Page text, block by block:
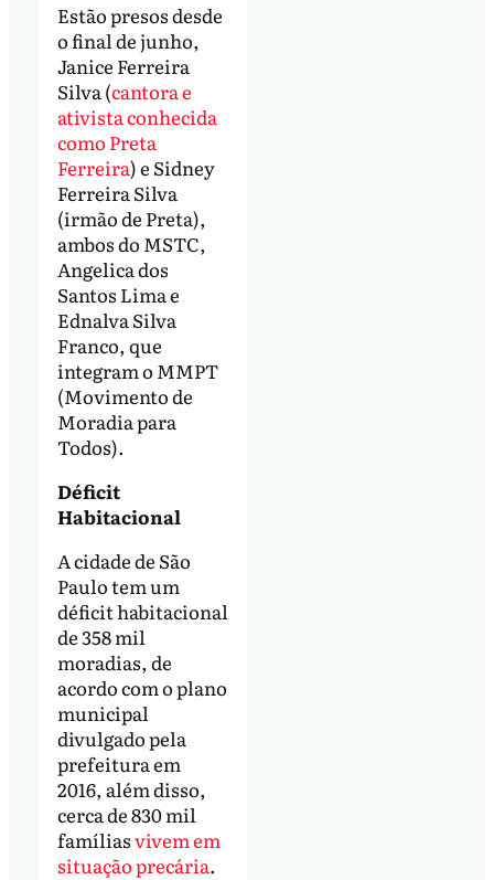
Estão presos desde
o final de junho,
Janice Ferreira
Silva (cantora e
ativista conhecida
como Preta
Ferreira) e Sidney
Ferreira Silva
(irmão de Preta),
ambos do MSTC,
Angelica dos
Santos Lima e
Ednalva Silva
Franco, que
integram o MMPT
(Movimento de
Moradia para
Todos).
Déficit
Habitacional
A cidade de São
Paulo tem um
déficit habitacional
de 358 mil
moradias, de
acordo com o plano
municipal
divulgado pela
prefeitura em
2016, além disso,
cerca de 830 mil
famíliasvivem em
situação precária.